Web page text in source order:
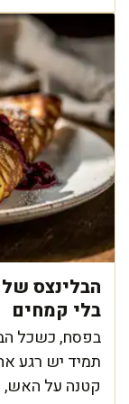
הבלינצס
בלי קמחים
בפסח, כשכל
תמיד יש רגע
קטנה על האש,